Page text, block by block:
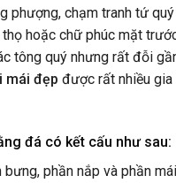
phượng, chạm tranh tứ
hoặc chữ phúc mặt
tông quý nhưng rất đỗi
mái đẹp được rất nhiều
đá có kết cấu như sau:
bưng, phần nắp và phần